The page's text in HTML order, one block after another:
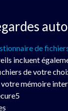
de
incluent
de votre
mémoire